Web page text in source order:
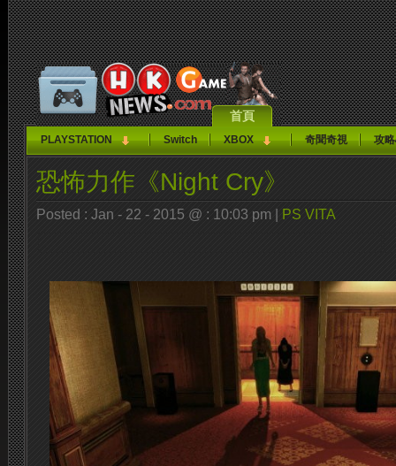
首頁
PLAYSTATION Switch XBOX 奇聞奇視 攻
恐怖力作《Night Cry》
Posted : Jan - 22 - 2015 @ : 10:03 pm | PS VITA